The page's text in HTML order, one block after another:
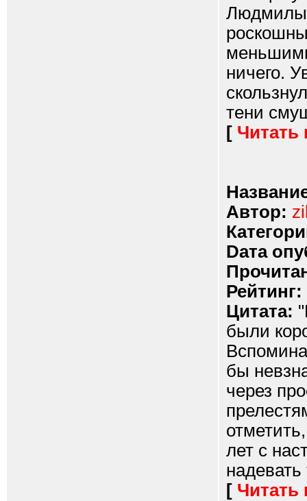
Людмилы,
ничего.
тени
[ Читать
Автор:
Dата
Рейтинг:
Цитата:
были
бы
через
лет с
[ Читать